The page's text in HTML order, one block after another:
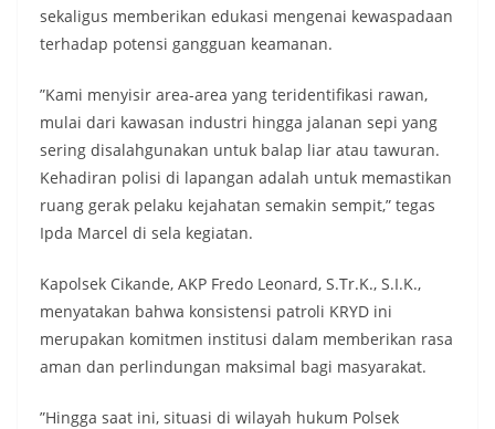
sekaligus memberikan edukasi mengenai kewaspadaan
terhadap potensi gangguan keamanan.
​”Kami menyisir area-area yang teridentifikasi rawan,
mulai dari kawasan industri hingga jalanan sepi yang
sering disalahgunakan untuk balap liar atau tawuran.
Kehadiran polisi di lapangan adalah untuk memastikan
ruang gerak pelaku kejahatan semakin sempit,” tegas
Ipda Marcel di sela kegiatan.
​Kapolsek Cikande, AKP Fredo Leonard, S.Tr.K., S.I.K.,
menyatakan bahwa konsistensi patroli KRYD ini
merupakan komitmen institusi dalam memberikan rasa
aman dan perlindungan maksimal bagi masyarakat.
​”Hingga saat ini, situasi di wilayah hukum Polsek